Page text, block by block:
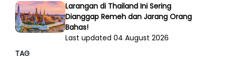
Larangan di Thailand Ini Sering
Dianggap Remeh dan Jarang Orang
Bahas!
Last updated 04 August 2026
TAG